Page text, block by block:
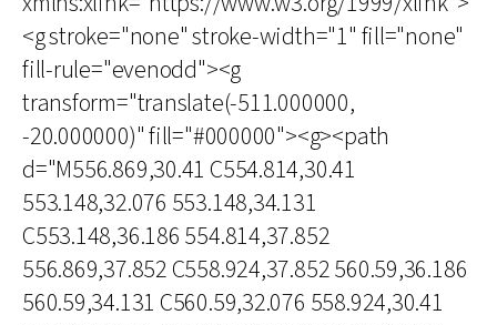
<g stroke="none" stroke-width="1" fill="none"
fill-rule="evenodd"><g
transform="translate(-511.000000,
-20.000000)" fill="#000000"><g><path
d="M556.869,30.41 C554.814,30.41
553.148,32.076 553.148,34.131
C553.148,36.186 554.814,37.852
556.869,37.852 C558.924,37.852 560.59,36.186
560.59,34.131 C560.59,32.076 558.924,30.41